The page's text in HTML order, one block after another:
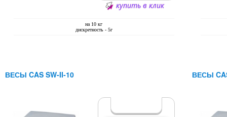
на 10 кг
дискретность - 5г
купить в клик
ВЕСЫ CAS SW-II-10 ВЕСЫ